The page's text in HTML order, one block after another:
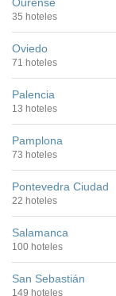
35 hoteles
Oviedo
71 hoteles
Palencia
13 hoteles
Pamplona
73 hoteles
Pontevedra Ciudad
22 hoteles
Salamanca
100 hoteles
San Sebastián
149 hoteles